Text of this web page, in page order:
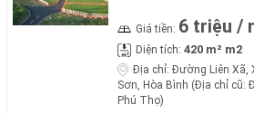
Giá tiền: 6 triệu /
Diện tích: 420 m² m2
Địa chỉ: Đường Liên Xã,
Sơn, Hòa Bình (Địa chỉ cũ:
Phú Thọ)